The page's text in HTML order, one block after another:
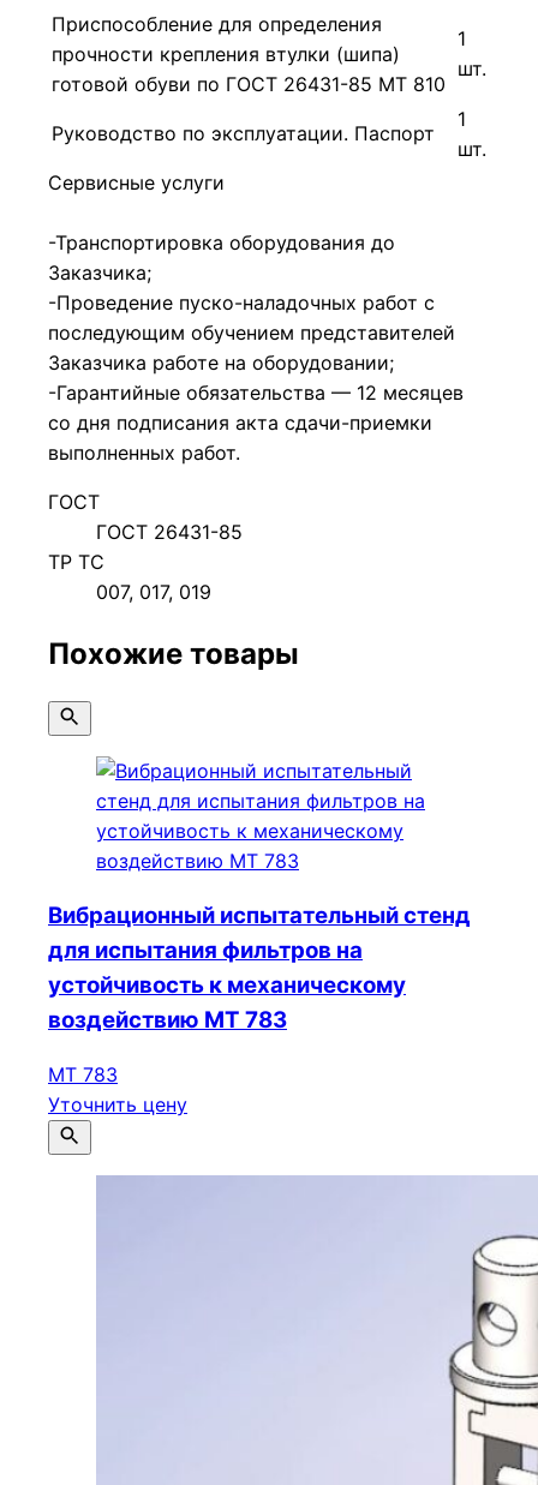
Приспособление для определения
прочности крепления втулки (шипа)
готовой обуви по ГОСТ 26431-85 МТ 810
1
шт.
Руководство по эксплуатации. Паспорт
1
шт.
Сервисные услуги
-Транспортировка оборудования до
Заказчика;
-Проведение пуско-наладочных работ с
последующим обучением представителей
Заказчика работе на оборудовании;
-Гарантийные обязательства — 12 месяцев
со дня подписания акта сдачи-приемки
выполненных работ.
ГОСТ
ГОСТ 26431-85
ТР ТС
007, 017, 019
Похожие товары
Вибрационный испытательный стенд
для испытания фильтров на
устойчивость к механическому
воздействию МТ 783
МТ 783
Уточнить цену